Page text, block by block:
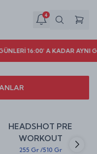
4
16:00' A KADAR AYNI
indirim
HEADSHOT PRE
WORKOUT
255 Gr /510 Gr